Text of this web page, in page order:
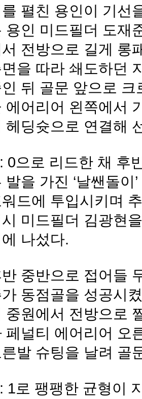
펼친 용인이 기선
용인 미드필더 도재
전방으로 길게 롱
을 따라 쇄도하던
뒤 골문 앞으로
에어리어 왼쪽에서
헤딩슛으로 연결해
0으로 리드한 채 후
발을 가진 ‘날쌘돌이
워드에 투입시키며
미드필더 김광현
나섰다.
중반으로 접어들
동점골을 성공시
중원에서 전방으로
페널티 에어리어 오
른발 슈팅을 날려 골
1로 팽팽한 균형이